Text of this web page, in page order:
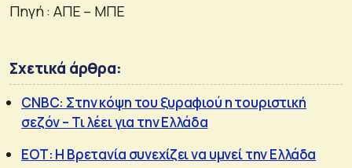
Πηγή : ΑΠΕ – ΜΠΕ
Σχετικά άρθρα:
CNBC: Στην κόψη του ξυραφιού η τουριστική
σεζόν – Τι λέει για την Ελλάδα
ΕΟΤ: Η Βρετανία συνεχίζει να υμνεί την Ελλάδα